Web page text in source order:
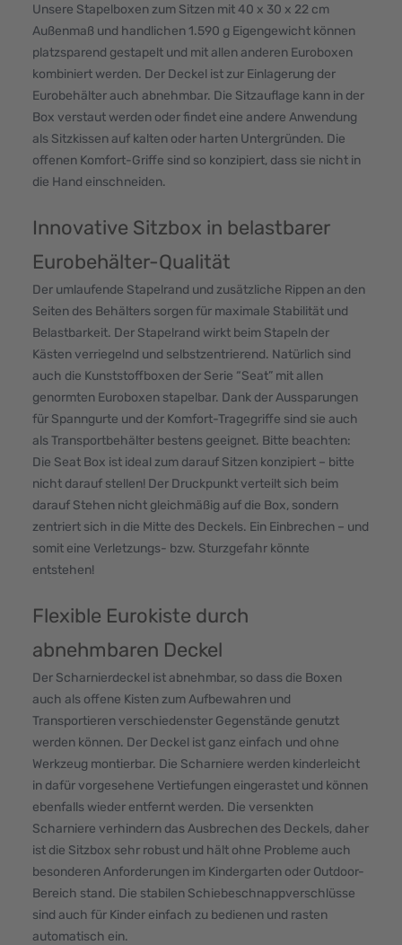
Unsere Stapelboxen zum Sitzen mit 40 x 30 x 22 cm
Außenmaß und handlichen 1.590 g Eigengewicht können
platzsparend gestapelt und mit allen anderen Euroboxen
kombiniert werden. Der Deckel ist zur Einlagerung der
Eurobehälter auch abnehmbar. Die Sitzauflage kann in der
Box verstaut werden oder findet eine andere Anwendung
als Sitzkissen auf kalten oder harten Untergründen. Die
offenen Komfort-Griffe sind so konzipiert, dass sie nicht in
die Hand einschneiden.
Innovative Sitzbox in belastbarer
Eurobehälter-Qualität
Der umlaufende Stapelrand und zusätzliche Rippen an den
Seiten des Behälters sorgen für maximale Stabilität und
Belastbarkeit. Der Stapelrand wirkt beim Stapeln der
Kästen verriegelnd und selbstzentrierend. Natürlich sind
auch die Kunststoffboxen der Serie “Seat” mit allen
genormten Euroboxen stapelbar. Dank der Aussparungen
für Spanngurte und der Komfort-Tragegriffe sind sie auch
als Transportbehälter bestens geeignet. Bitte beachten:
Die Seat Box ist ideal zum darauf Sitzen konzipiert – bitte
nicht darauf stellen! Der Druckpunkt verteilt sich beim
darauf Stehen nicht gleichmäßig auf die Box, sondern
zentriert sich in die Mitte des Deckels. Ein Einbrechen – und
somit eine Verletzungs- bzw. Sturzgefahr könnte
entstehen!
Flexible Eurokiste durch
abnehmbaren Deckel
Der Scharnierdeckel ist abnehmbar, so dass die Boxen
auch als offene Kisten zum Aufbewahren und
Transportieren verschiedenster Gegenstände genutzt
werden können. Der Deckel ist ganz einfach und ohne
Werkzeug montierbar. Die Scharniere werden kinderleicht
in dafür vorgesehene Vertiefungen eingerastet und können
ebenfalls wieder entfernt werden. Die versenkten
Scharniere verhindern das Ausbrechen des Deckels, daher
ist die Sitzbox sehr robust und hält ohne Probleme auch
besonderen Anforderungen im Kindergarten oder Outdoor-
Bereich stand. Die stabilen Schiebeschnappverschlüsse
sind auch für Kinder einfach zu bedienen und rasten
automatisch ein.